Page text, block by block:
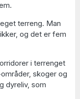
terreng. Man
og det er fem
i terrenget
skoger og
dyreliv, som